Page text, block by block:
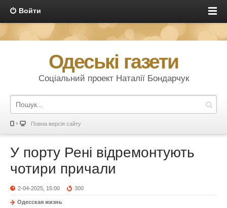
Войти
Одеські газети
Соціальний проект Наталії Бондарчук
Повна версія сайту
У порту Рені відремонтують
чотири причали
2-04-2025, 15:00 300
Одесская жизнь